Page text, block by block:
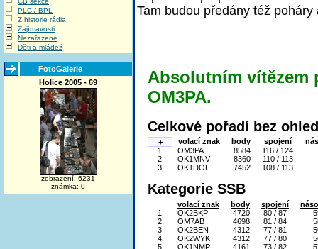
PLC / BPL
Z historie rádia
Zajímavosti
Nezařazené
Děti a mládež
FotoGalerie
Holice 2005 - 69
zobrazení: 6231
známka: 0
Tam budou předány též poháry
Absolutním vítězem
OM3PA.
Celkové pořadí bez
+ volací znak body spojení
1.
OM3PA 8584 116 / 124
2.
OK1MNV 8360 110 / 113
3.
OK1DOL 7452 108 / 113
Kategorie SSB
volací znak body spojení
1.
OK2BKP 4720 80 / 87
2.
OM7AB 4698 81 / 84
3.
OK2BEN 4312 77 / 81
4.
OK2WYK 4312 77 / 80
5.
OK1NMP 4161 73 / 82